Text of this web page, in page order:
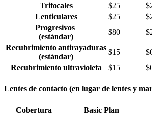
Trifocales
$25
Lenticulares
$25
Progresivos
(estándar)
$80
Recubrimiento antirayaduras
(estándar)
$15
Recubrimiento ultravioleta
$15
Lentes de contacto (en lugar de lentes y
Cobertura Basic Plan